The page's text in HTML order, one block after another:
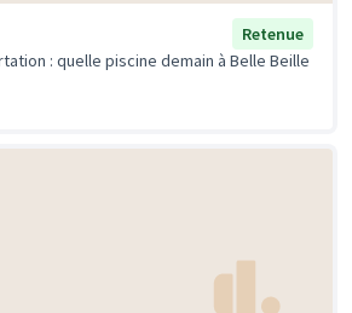
Retenue
: quelle piscine demain à Belle Beille